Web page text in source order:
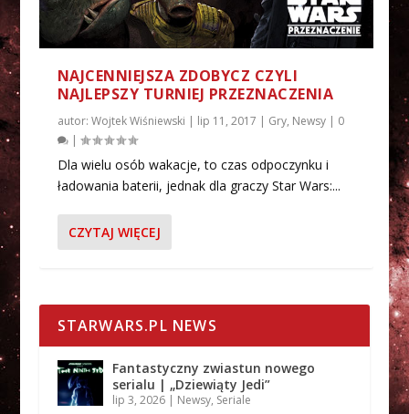
NAJCENNIEJSZA ZDOBYCZ CZYLI
NAJLEPSZY TURNIEJ PRZEZNACZENIA
autor: Wojtek Wiśniewski | lip 11, 2017 | Gry, Newsy| 0
|
Dla wielu osób wakacje, to czas odpoczynku i
ładowania baterii, jednak dla graczy Star Wars:...
CZYTAJ WIĘCEJ
STARWARS.PL NEWS
Fantastyczny zwiastun nowego
serialu | „Dziewiąty Jedi”
lip 3, 2026| Newsy, Seriale